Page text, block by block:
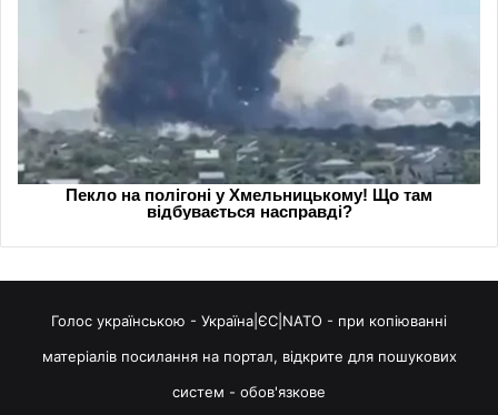
Голос українською - Україна|ЄС|NATO - при копіюванні
матеріалів посилання на портал, відкрите для пошукових
систем - обов'язкове